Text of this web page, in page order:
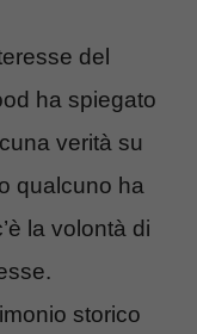
del
ha spiegato
verità su
qualcuno ha
la volontà di
storico